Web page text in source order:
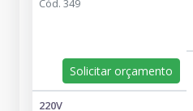
Cód. 349
Solicitar orçamento
220V